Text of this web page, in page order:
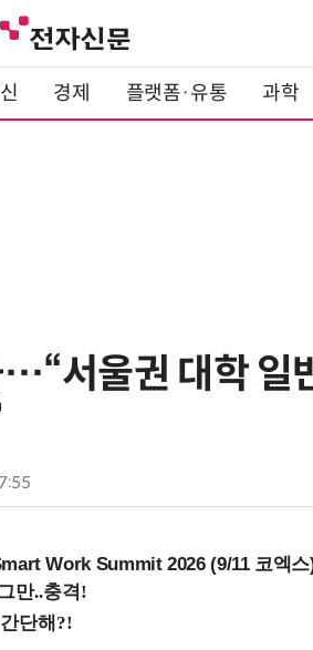
경제 플랫폼·유통 과학
서울권 대학 일
Work Summit 2026 (9/11 코엑